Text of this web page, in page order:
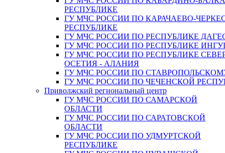
РЕСПУБЛИКЕ
ГУ МЧС РОССИИ ПО КАРАЧАЕВО-
РЕСПУБЛИКЕ
ГУ МЧС РОССИИ ПО РЕСПУБЛИКЕ
ГУ МЧС РОССИИ ПО РЕСПУБЛИКЕ
ГУ МЧС РОССИИ ПО РЕСПУБЛИКЕ
ОСЕТИЯ - АЛАНИЯ
ГУ МЧС РОССИИ ПО
ГУ МЧС РОССИИ ПО ЧЕЧЕНСКОЙ
Приволжский региональный центр
ГУ МЧС РОССИИ ПО САМАРСКОЙ
ОБЛАСТИ
ГУ МЧС РОССИИ ПО САРАТОВСКОЙ
ОБЛАСТИ
ГУ МЧС РОССИИ ПО УДМУРТСКОЙ
РЕСПУБЛИКЕ